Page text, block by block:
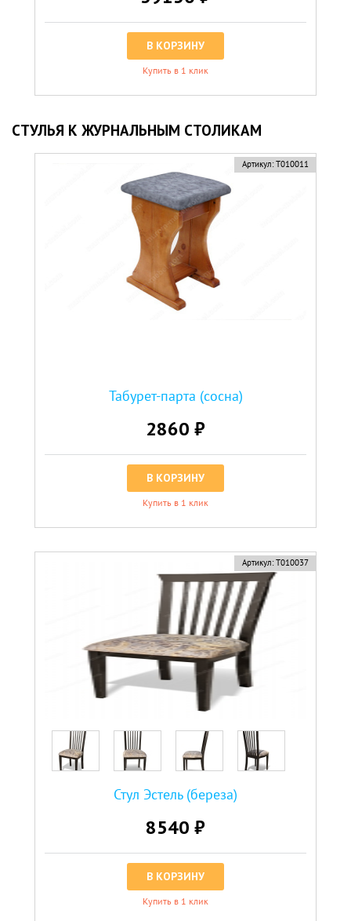
В КОРЗИНУ
Купить в 1 клик
СТУЛЬЯ К ЖУРНАЛЬНЫМ СТОЛИКАМ
Артикул: Т010011
Табурет-парта (сосна)
2860 ₽
В КОРЗИНУ
Купить в 1 клик
Артикул: Т010037
Стул Эстель (береза)
8540 ₽
В КОРЗИНУ
Купить в 1 клик